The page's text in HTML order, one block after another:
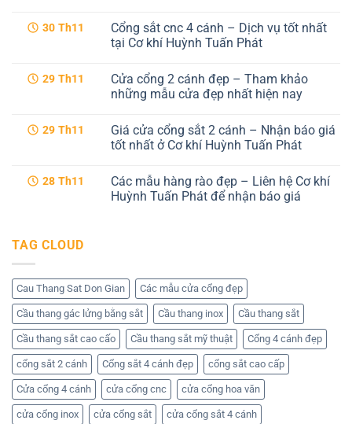
bình
luận
ở
sắt
cnc
4
đại
tại
Cơ
Tuấn
Phát
30 Th11
Cổng sắt cnc 4 cánh – Dịch vụ tốt nhất
tại Cơ khí Huỳnh Tuấn Phát
bình
luận
ở
cnc
4
cánh
vụ
tốt
nhất
29 Th11
Cửa cổng 2 cánh đẹp – Tham khảo
những mẫu cửa đẹp nhất hiện nay
bình
luận
ở
2
cánh
đẹp
nhất
hiện
nay
29 Th11
Giá cửa cổng sắt 2 cánh – Nhận báo giá
tốt nhất ở Cơ khí Huỳnh Tuấn Phát
bình
luận
ở
Nhận
báo
giá
tốt
nhất
ở
Cơ
khí
Huỳnh
Tuấn
Phát
28 Th11
Các mẫu hàng rào đẹp – Liên hệ Cơ khí
Huỳnh Tuấn Phát để nhận báo giá
hàng
rào
đẹp
–
Liên
hệ
Cơ
khí
Huỳnh
Tuấn
Phát
để
nhận
báo
TAG CLOUD
Cau Thang Sat Don Gian Các mẫu cửa cổng đẹp
Cầu thang gác lửng bằng sắt Cầu thang inox Cầu thang sắt
Cầu thang sắt cao cấo Cầu thang sắt mỹ thuật Cổng 4 cánh đẹp
cổng sắt 2 cánh Cổng sắt 4 cánh đẹp cổng sắt cao cấp
Cửa cổng 4 cánh cửa cổng cnc cửa cổng hoa văn
cửa cổng inox cửa cổng sắt cửa cổng sắt 4 cánh